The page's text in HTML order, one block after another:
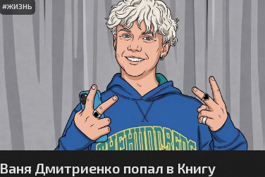
#ЖИЗНЬ
Ваня Дмитриенко попал в Книгу